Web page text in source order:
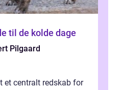
til de kolde dage
Pilgaard
et centralt redskab for